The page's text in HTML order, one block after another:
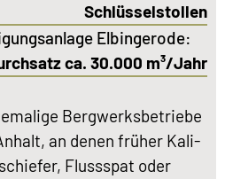
Schlüsselstollen
Elbingerode:
ca. 30.000 m³/Jahr
Bergwerksbetriebe
an denen früher Kali-
Flussspat oder